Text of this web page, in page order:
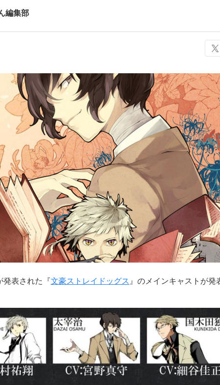
編集部
発表された『文豪ストレイドッグス 』のメインキャストが発